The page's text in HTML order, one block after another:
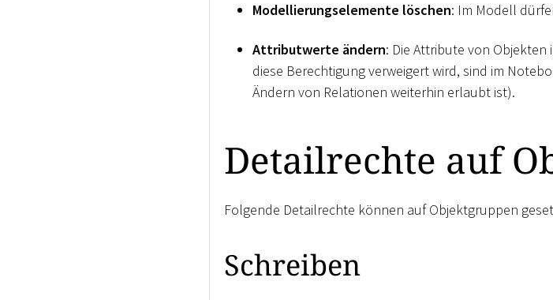
Modellierungselemente löschen: Im Modell
Attributwerte ändern: Die Attribute von
diese Berechtigung verweigert wird, sind im
Ändern von Relationen weiterhin erlaubt ist).
Detailrechte auf
Folgende Detailrechte können auf Objektgruppen
Schreiben